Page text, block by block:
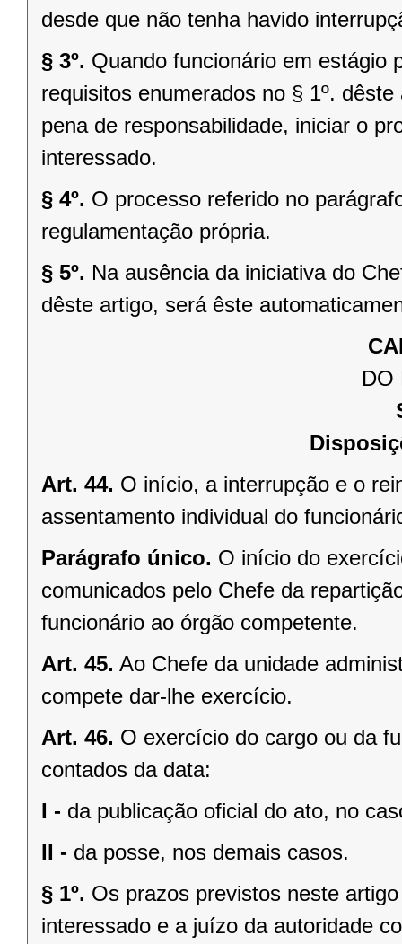
desde que não tenha havido
§ 3º. Quando funcionário em estágio
requisitos enumerados no § 1º.
pena de responsabilidade, iniciar o
interessado.
§ 4º. O processo referido no
regulamentação própria.
§ 5º. Na ausência da iniciativa do
dêste artigo, será êste
DO
Art. 44. O início, a interrupção e o
assentamento individual do
Parágrafo único. O início do
comunicados pelo Chefe da
funcionário ao órgão competente.
Art. 45. Ao Chefe da unidade
compete dar-lhe exercício.
Art. 46. O exercício do cargo ou da
contados da data:
I - da publicação oficial do ato, no
II - da posse, nos demais casos.
§ 1º. Os prazos previstos neste
interessado e a juízo da autoridade